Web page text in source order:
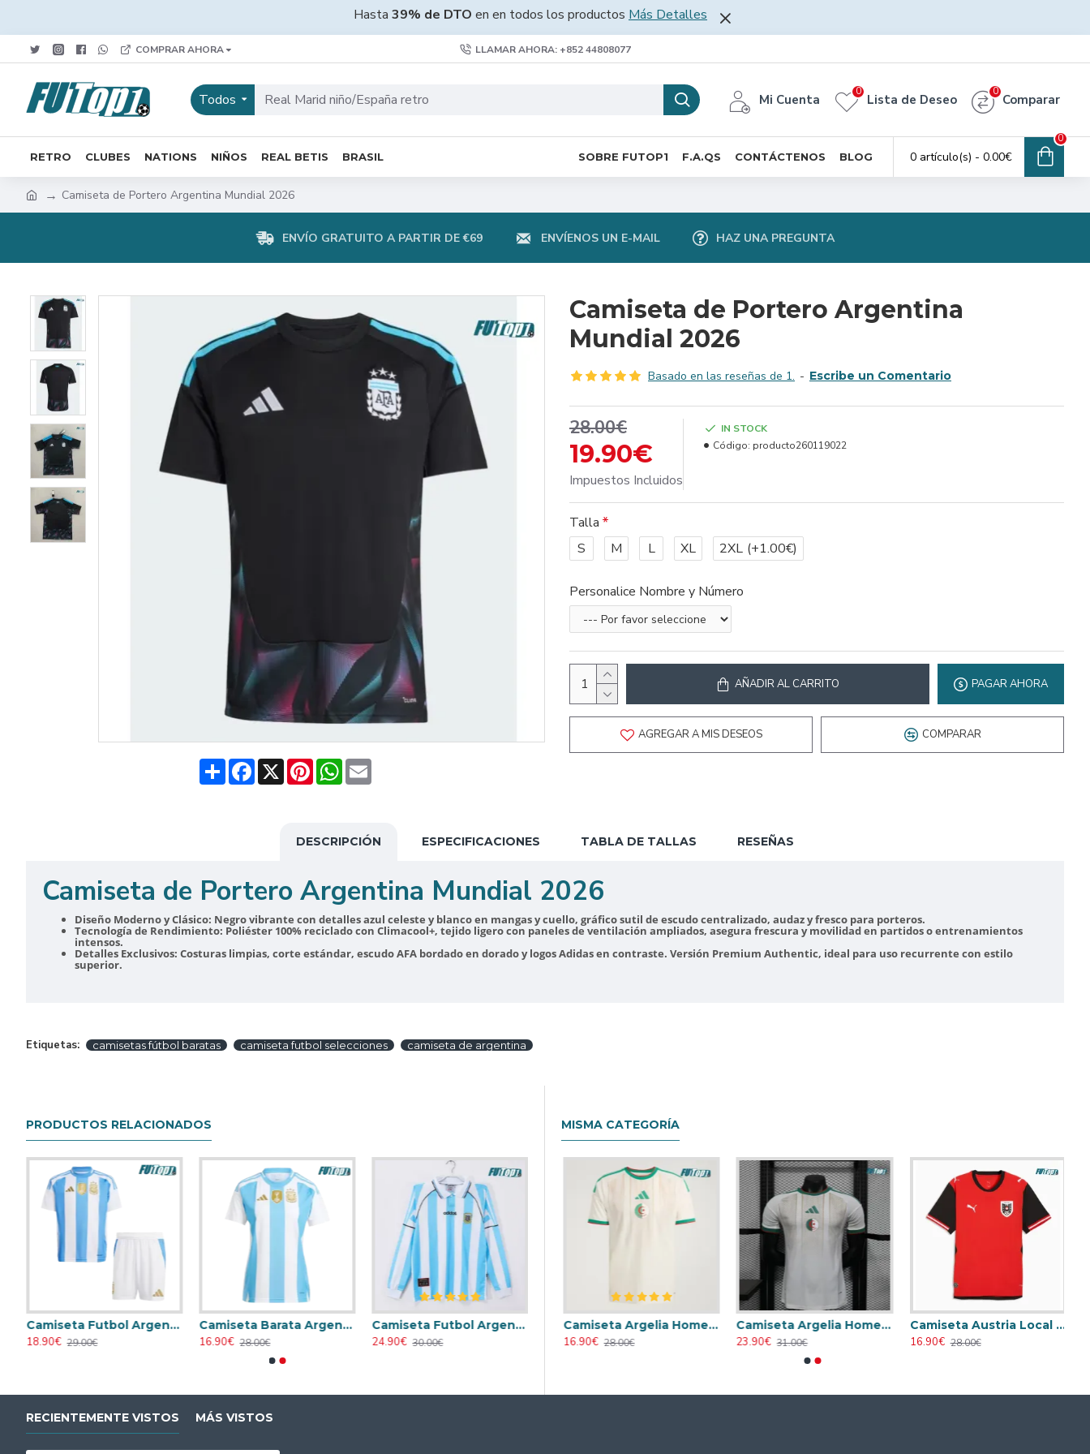
Hasta 39% de DTO en en todos los productos Más Detalles
COMPRAR AHORA LLAMAR AHORA: +852 44808077
Todos Mi Cuenta Lista de Deseo
0
Comparar
0
RETRO CLUBES NATIONS NIÑOS REAL BETIS BRASIL SOBRE FUTOP1 F.A.QS CONTÁCTENOS BLOG 0 artículo(s) - 0.00€
0
Camiseta de Portero Argentina Mundial 2026
ENVÍO GRATUITO A PARTIR DE €69 ENVÍENOS UN E-MAIL HAZ UNA PREGUNTA
ShareFacebook
X PinterestWhatsApp
Email
Camiseta de Portero Argentina
Mundial 2026
Basado en las reseñas de 1. - Escribe un Comentario
19.90€
28.00€
Impuestos Incluidos
IN STOCK
Código: producto260119022
Talla
S
M L XL 2XL (+1.00€)
Personalice Nombre y Número
AÑADIR AL CARRITO PAGAR AHORA
AGREGAR A MIS DESEOS COMPARAR
DESCRIPCIÓN ESPECIFICACIONES TABLA DE TALLAS RESEÑAS
Camiseta de Portero Argentina Mundial 2026
Diseño Moderno y Clásico: Negro vibrante con detalles azul celeste y blanco en mangas y cuello, gráfico sutil de escudo centralizado, audaz y fresco para porteros.
Tecnología de Rendimiento: Poliéster 100% reciclado con Climacool+, tejido ligero con paneles de ventilación ampliados, asegura frescura y movilidad en partidos o entrenamientos
intensos.
Detalles Exclusivos: Costuras limpias, corte estándar, escudo AFA bordado en dorado y logos Adidas en contraste. Versión Premium Authentic, ideal para uso recurrente con estilo
superior.
Etiquetas: camisetas fútbol baratas camiseta futbol selecciones camiseta de argentina
PRODUCTOS RELACIONADOS
Camiseta Futbol Argentina Local 2024 Niño
18.90€ 29.00€
Camiseta Barata Argentina Primera Equipación 2024 Mujer
16.90€ 28.00€
Camiseta Futbol Argentina Primera Equipación 1996 Vintage ML
24.90€ 30.00€
MISMA CATEGORÍA
16.90€ 28.00€
16.90€ 28.00€
17.90€ 29.00€
Camiseta Argelia Home 2026
16.90€ 28.00€
Camiseta Argelia Home 2026 Versión Jugador
23.90€ 31.00€
Camiseta Austria Local Mundial 2026 Rojo
16.90€ 28.00€
RECIENTEMENTE VISTOS MÁS VISTOS